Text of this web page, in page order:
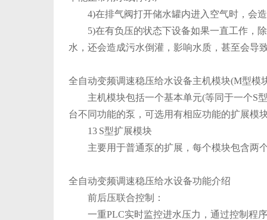
4)在排气阀打开储水罐内进入空气时，会造
5)在有负压的状态下设备如果一直工作，除
水，还会造成污水倒灌，影响水质，甚至会导
全自动变频调速稳压给水设备主机模块(M型模
主机模块包括一个基本单元(等同于一个S型
台不同功能的泵，可选用有相应功能的扩展模
13 S型扩展模块
主要用于普通泵的扩展，每个模块包含两
全自动变频调速稳压给水设备功能介绍
前后压联合控制：
一重PLC实时监控进水压力，通过控制程序